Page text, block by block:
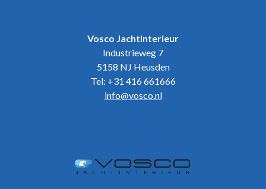
Vosco Jachtinterieur
Industrieweg 7
5158 NJ Heusden
Tel: +31 416 661666
info@vosco.nl